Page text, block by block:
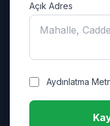
Açık Adres
Aydınlatma